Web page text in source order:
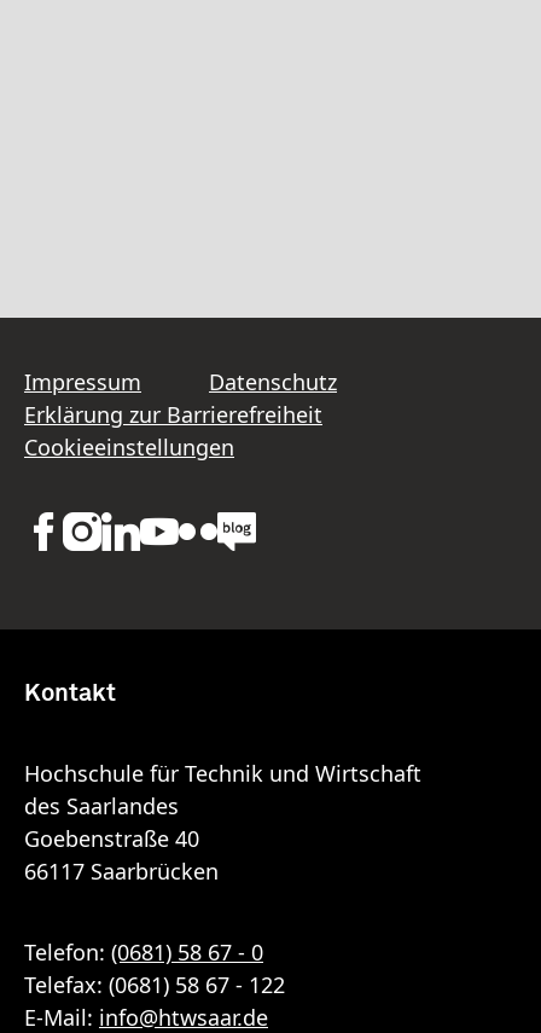
Impressum
Datenschutz
Erklärung zur Barrierefreiheit
Cookieeinstellungen
Kontakt
Hochschule für Technik und Wirtschaft
des Saarlandes
Goebenstraße 40
66117 Saarbrücken
Telefon: (0681) 58 67 - 0
Telefax: (0681) 58 67 - 122
E-Mail: info@htwsaar.de